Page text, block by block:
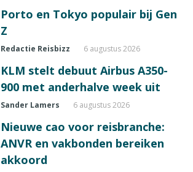
Porto en Tokyo populair bij Gen
Z
Redactie Reisbizz 6 augustus 2026
KLM stelt debuut Airbus A350-
900 met anderhalve week uit
Sander Lamers 6 augustus 2026
Nieuwe cao voor reisbranche:
ANVR en vakbonden bereiken
akkoord